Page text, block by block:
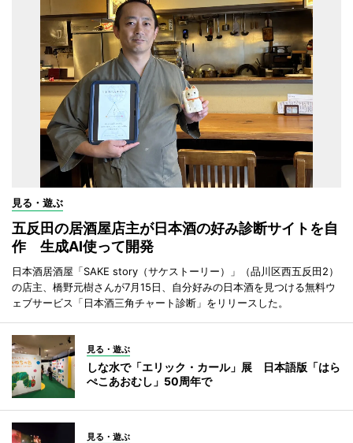
見る・遊ぶ
五反田の居酒屋店主が日本酒の好み診断サイトを自
作 生成AI使って開発
日本酒居酒屋「SAKE story（サケストーリー）」（品川区西五反田2）
の店主、橋野元樹さんが7月15日、自分好みの日本酒を見つける無料ウ
ェブサービス「日本酒三角チャート診断」をリリースした。
見る・遊ぶ
しな水で「エリック・カール」展 日本語版「はら
ぺこあおむし」50周年で
見る・遊ぶ